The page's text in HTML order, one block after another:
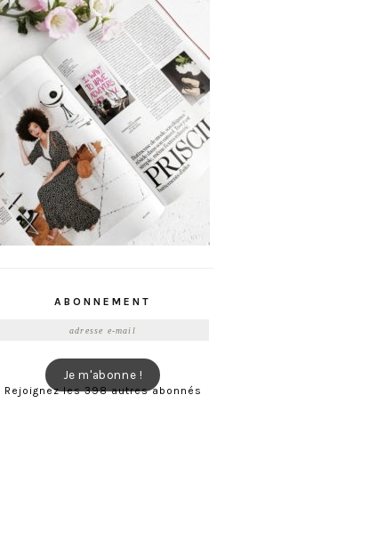
ABONNEMENT
Je m'abonne !
Rejoignez les 398 autres abonnés